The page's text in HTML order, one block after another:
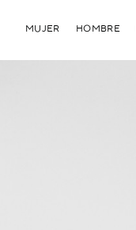
MUJER HOMBRE